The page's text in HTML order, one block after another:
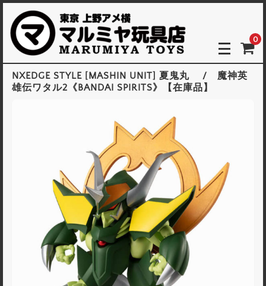
0
NXEDGE STYLE [MASHIN UNIT] 夏鬼丸 / 魔神英
雄伝ワタル2《BANDAI SPIRITS》【在庫品】